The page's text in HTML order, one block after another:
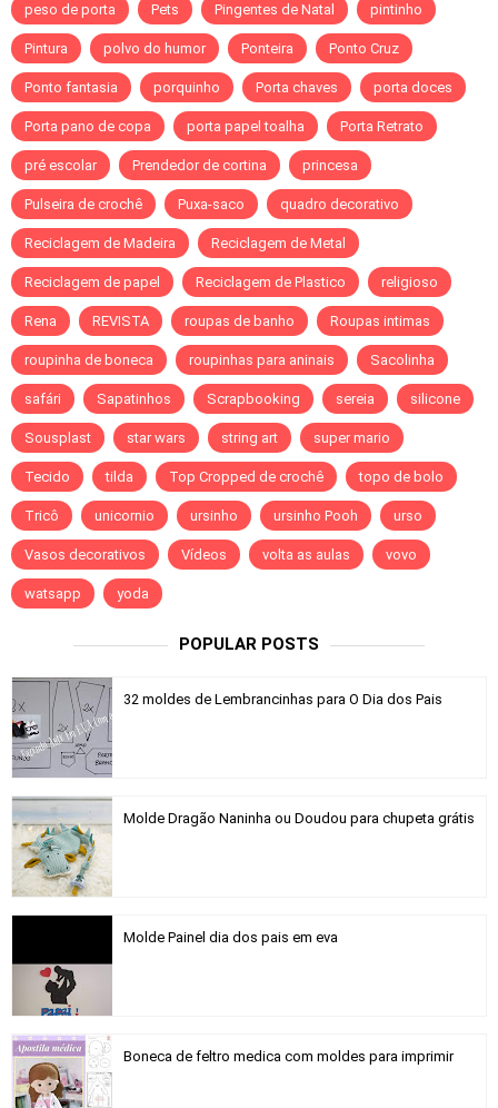
peso de porta Pets Pingentes de Natal pintinho
Pintura polvo do humor Ponteira Ponto Cruz
Ponto fantasia porquinho Porta chaves porta doces
Porta pano de copa porta papel toalha Porta Retrato
pré escolar Prendedor de cortina princesa
Pulseira de crochê Puxa-saco quadro decorativo
Reciclagem de Madeira Reciclagem de Metal
Reciclagem de papel Reciclagem de Plastico religioso
Rena REVISTA roupas de banho Roupas intimas
roupinha de boneca roupinhas para aninais Sacolinha
safári Sapatinhos Scrapbooking sereia silicone
Sousplast star wars string art super mario
Tecido tilda Top Cropped de crochê topo de bolo
Tricô unicornio ursinho ursinho Pooh urso
Vasos decorativos Vídeos volta as aulas vovo
watsapp yoda
POPULAR POSTS
32 moldes de Lembrancinhas para O Dia dos Pais
Molde Dragão Naninha ou Doudou para chupeta grátis
Molde Painel dia dos pais em eva
Boneca de feltro medica com moldes para imprimir